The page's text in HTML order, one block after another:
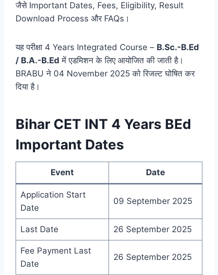
जैसे Important Dates, Fees, Eligibility, Result
Download Process और FAQs।
यह परीक्षा 4 Years Integrated Course – B.Sc.-B.Ed
/ B.A.-B.Ed में एडमिशन के लिए आयोजित की जाती है।
BRABU ने 04 November 2025 को रिजल्ट घोषित कर
दिया है।
Bihar CET INT 4 Years BEd
Important Dates
Event Date
Application Start
Date
09 September 2025
Last Date 26 September 2025
Fee Payment Last
Date
26 September 2025